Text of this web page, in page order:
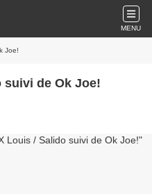
MENU
Joe!
suivi de Ok Joe!